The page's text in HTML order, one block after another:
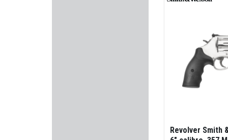
Revolver Smith